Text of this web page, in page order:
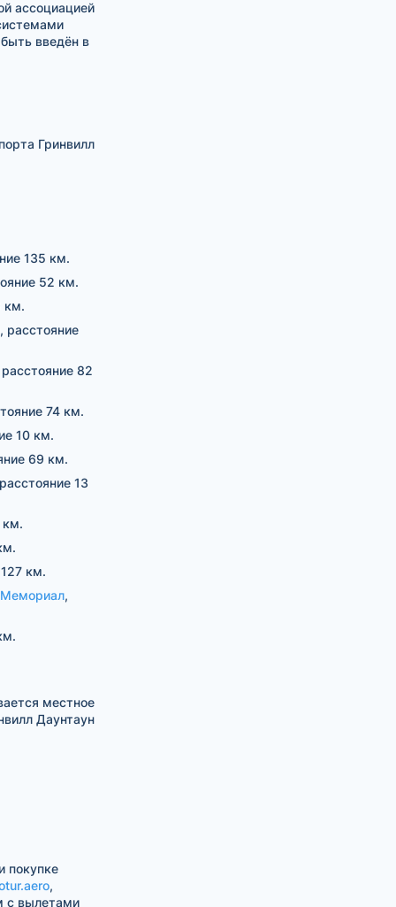
ассоциацией
введён в
Гринвилл
135 км.
52 км.
км.
, расстояние
82
74 км.
10 км.
69 км.
13
км.
км.
Мемориал,
местное
Даунтаун
покупке
,
с вылетами